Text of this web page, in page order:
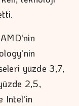
yüzde 3,7,
2,5,
Intel'in